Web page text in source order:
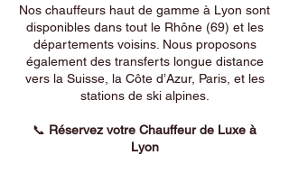
Nos chauffeurs haut de gamme à Lyon sont
disponibles dans tout le Rhône (69) et les
départements voisins. Nous proposons
également des transferts longue distance
vers la Suisse, la Côte d’Azur, Paris, et les
stations de ski alpines.
📞 Réservez votre Chauffeur de Luxe à
Lyon